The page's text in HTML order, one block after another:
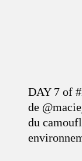
DAY 7 of
de
du